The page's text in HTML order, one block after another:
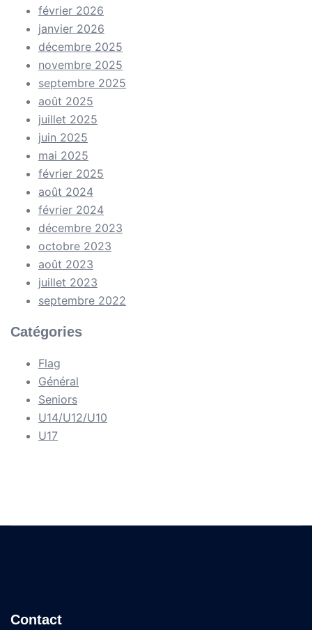
février 2026
janvier 2026
décembre 2025
novembre 2025
septembre 2025
août 2025
juillet 2025
juin 2025
mai 2025
février 2025
août 2024
février 2024
décembre 2023
octobre 2023
août 2023
juillet 2023
septembre 2022
Catégories
Flag
Général
Seniors
U14/U12/U10
U17
Contact